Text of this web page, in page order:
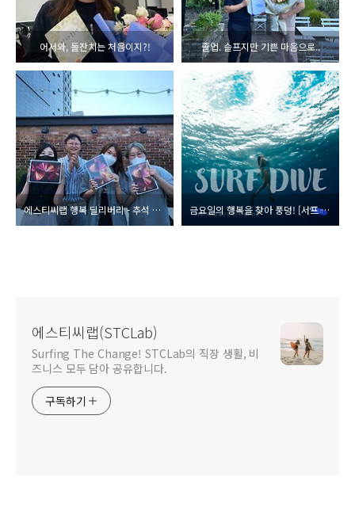
어서와, 돌잔치는 처음이지?! 졸업. 슬프지만 기쁜 마음으로..
에스티씨랩 행복 딜리버리 - 추석 럭키드로우! 금요일의 행복을 찾아 풍덩! [서프 다이브]
에스티씨랩(STCLab)
Surfing The Change! STCLab의 직장 생활, 비
즈니스 모두 담아 공유합니다.
구독하기